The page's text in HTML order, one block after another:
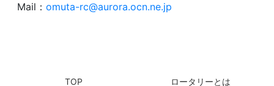
Mail：omuta-rc@aurora.ocn.ne.jp
TOP
ロータリーとは